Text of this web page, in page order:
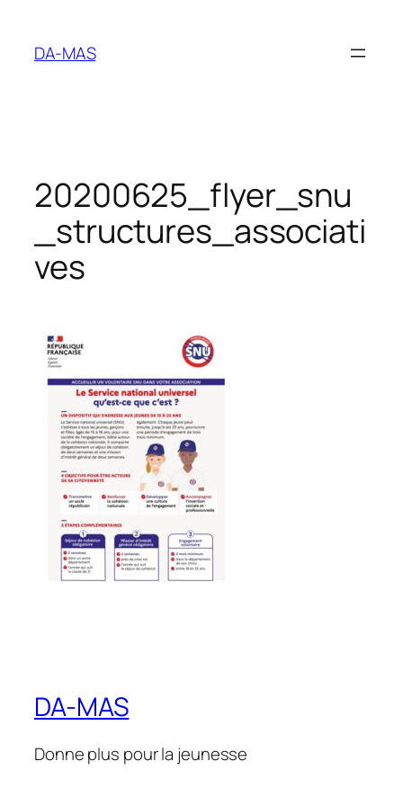
contenu
DA-MAS
20200625_flyer_snu
_structures_associati
ves
DA-MAS
Donne plus pour la jeunesse